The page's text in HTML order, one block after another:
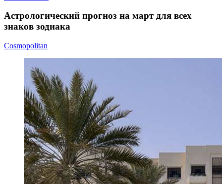
Астрологический прогноз на март для всех
знаков зодиака
Cosmopolitan